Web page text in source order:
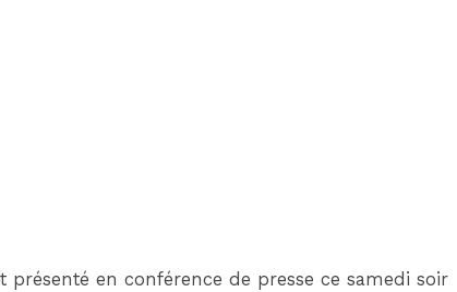
présenté en conférence de presse ce samedi soir